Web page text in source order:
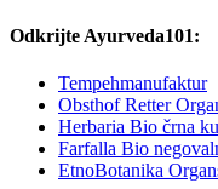
Odkrijte Ayurveda101:
Tempehmanufaktur
Obsthof Retter
Herbaria Bio črna
Farfalla Bio
EtnoBotanika